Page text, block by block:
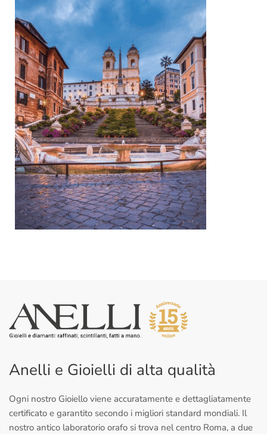
Anelli e Gioielli di alta qualità
Ogni nostro Gioiello viene accuratamente e dettagliatamente
certificato e garantito secondo i migliori standard mondiali. Il
nostro antico laboratorio orafo si trova nel centro Roma, a due